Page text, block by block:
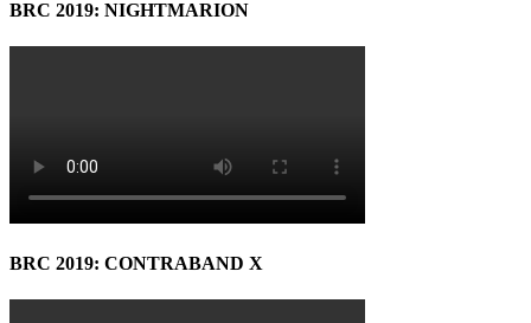
BRC 2019: NIGHTMARION
BRC 2019: CONTRABAND X